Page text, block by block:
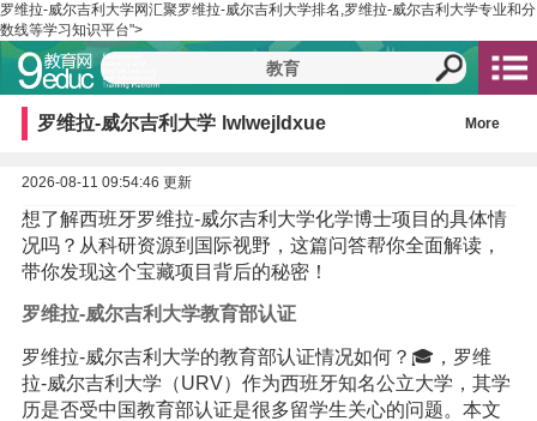
罗维拉-威尔吉利大学网汇聚罗维拉-威尔吉利大学排名,罗维拉-威尔吉利大学专业和分
数线等学习知识平台">
罗维拉-威尔吉利大学 lwlwejldxue More
2026-08-11 09:54:46 更新
想了解西班牙罗维拉-威尔吉利大学化学博士项目的具体情
况吗？从科研资源到国际视野，这篇问答帮你全面解读，
带你发现这个宝藏项目背后的秘密！
罗维拉-威尔吉利大学教育部认证
罗维拉-威尔吉利大学的教育部认证情况如何？🎓，罗维
拉-威尔吉利大学（URV）作为西班牙知名公立大学，其学
历是否受中国教育部认证是很多留学生关心的问题。本文